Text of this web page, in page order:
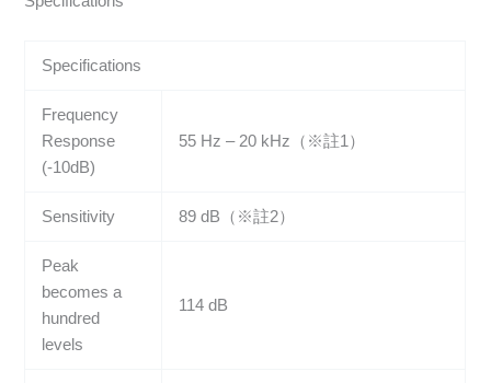
Specifications
Frequency
Response
(-10dB)
55 Hz – 20 kHz（※註1）
Sensitivity 89 dB（※註2）
Peak
becomes a
hundred
levels
114 dB